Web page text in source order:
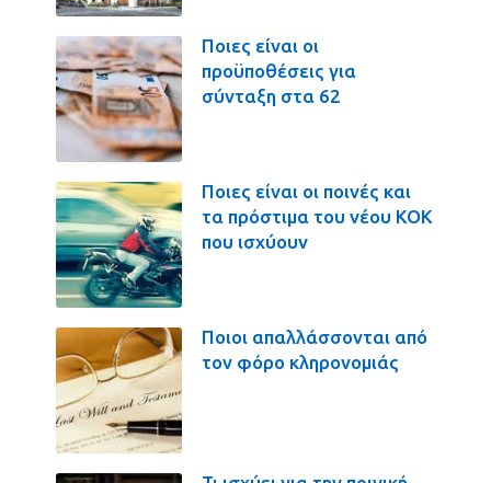
Ποιες είναι οι
προϋποθέσεις για
σύνταξη στα 62
Ποιες είναι οι ποινές και
τα πρόστιμα του νέου ΚΟΚ
που ισχύουν
Ποιοι απαλλάσσονται από
τον φόρο κληρονομιάς